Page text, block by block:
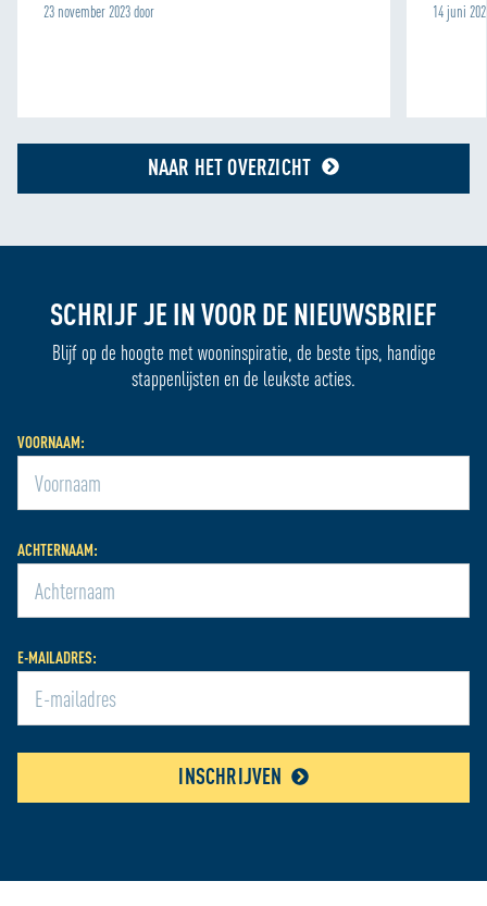
23 november 2023 door 14 juni
NAAR HET OVERZICHT
SCHRIJF JE IN VOOR DE NIEUWSBRIEF
Blijf op de hoogte met wooninspiratie, de beste tips, handige
stappenlijsten en de leukste acties.
VOORNAAM:
ACHTERNAAM:
E-MAILADRES:
INSCHRIJVEN